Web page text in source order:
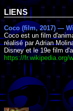
LIENS
Coco (film, 2017) —
Coco est un film
réalisé par Adrian
Disney et le 19e film
https://fr.wikipedia.org/